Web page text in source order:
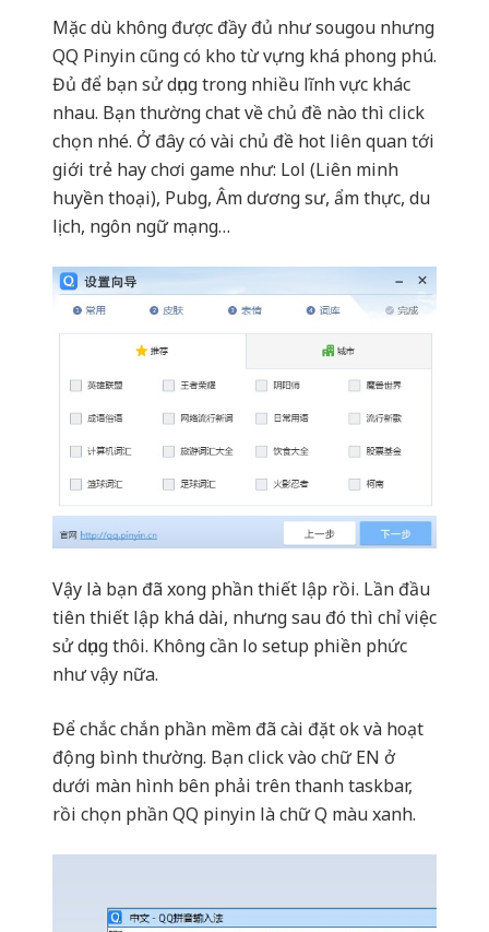
Mặc dù không được đầy đủ như sougou nhưng
QQ Pinyin cũng có kho từ vựng khá phong phú.
Đủ để bạn sử dụng trong nhiều lĩnh vực khác
nhau. Bạn thường chat về chủ đề nào thì click
chọn nhé. Ở đây có vài chủ đề hot liên quan tới
giới trẻ hay chơi game như: Lol (Liên minh
huyền thoại), Pubg, Âm dương sư, ẩm thực, du
lịch, ngôn ngữ mạng…
Vậy là bạn đã xong phần thiết lập rồi. Lần đầu
tiên thiết lập khá dài, nhưng sau đó thì chỉ việc
sử dụng thôi. Không cần lo setup phiền phức
như vậy nữa.
Để chắc chắn phần mềm đã cài đặt ok và hoạt
động bình thường. Bạn click vào chữ EN ở
dưới màn hình bên phải trên thanh taskbar,
rồi chọn phần QQ pinyin là chữ Q màu xanh.